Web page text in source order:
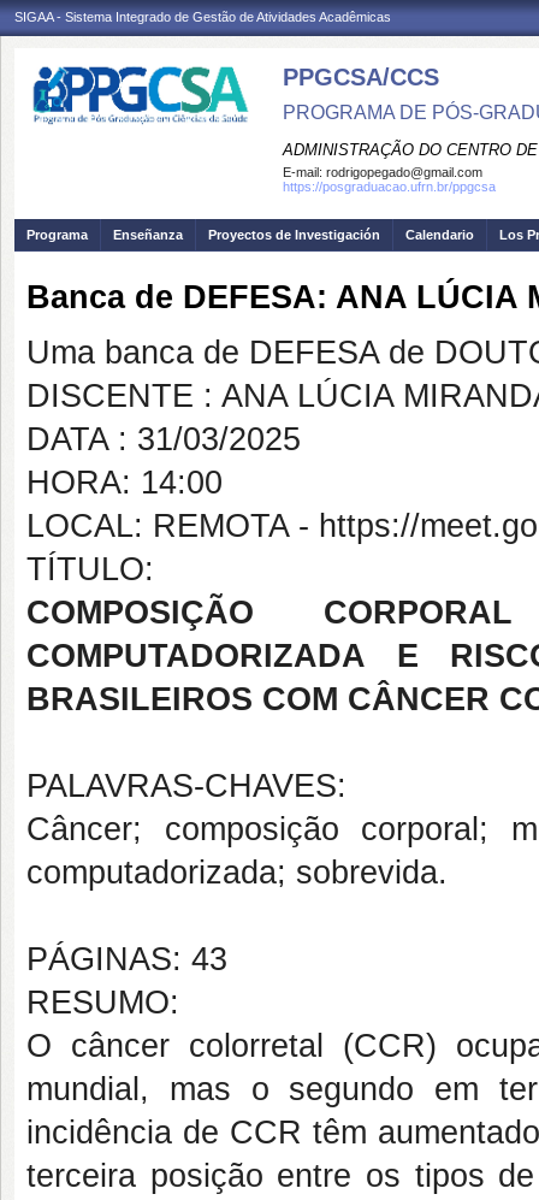
SIGAA - Sistema Integrado de Gestão de Atividades Acadêmicas
PPGCSA/CCS
PROGRAMA DE PÓS-
ADMINISTRAÇÃO DO CENTRO
E-mail: rodrigopegado@gmail.com
https://posgraduacao.ufrn.br/ppgcsa
Programa Enseñanza Proyectos de Investigación Calendario Los
Banca de DEFESA: ANA LÚCIA
Uma banca de DEFESA de
DISCENTE : ANA LÚCIA
DATA : 31/03/2025
HORA: 14:00
LOCAL: REMOTA - https://
TÍTULO:
COMPOSIÇÃO
COMPUTADORIZADA E
BRASILEIROS COM CÂNCER
PALAVRAS-CHAVES:
Câncer; composição corporal;
computadorizada; sobrevida.
PÁGINAS: 43
RESUMO:
O câncer colorretal (CCR)
mundial, mas o segundo em
incidência de CCR têm
terceira posição entre os tipos